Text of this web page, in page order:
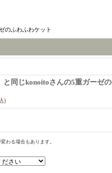
のふわふわケット
と同じkonoitoさんの5重ガーゼの
)
わる場合もあります。